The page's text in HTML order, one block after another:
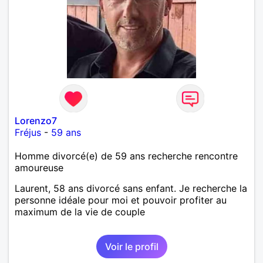
Lorenzo7
Fréjus - 59 ans
Homme divorcé(e) de 59 ans recherche rencontre
amoureuse
Laurent, 58 ans divorcé sans enfant. Je recherche la
personne idéale pour moi et pouvoir profiter au
maximum de la vie de couple
Voir le profil